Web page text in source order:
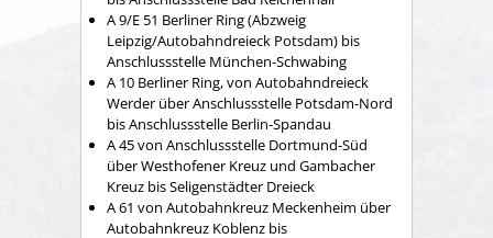
A 9/E 51 Berliner Ring (Abzweig
Leipzig/Autobahndreieck Potsdam) bis
Anschlussstelle München-Schwabing
A 10 Berliner Ring, von Autobahndreieck
Werder über Anschlussstelle Potsdam-Nord
bis Anschlussstelle Berlin-Spandau
A 45 von Anschlussstelle Dortmund-Süd
über Westhofener Kreuz und Gambacher
Kreuz bis Seligenstädter Dreieck
A 61 von Autobahnkreuz Meckenheim über
Autobahnkreuz Koblenz bis